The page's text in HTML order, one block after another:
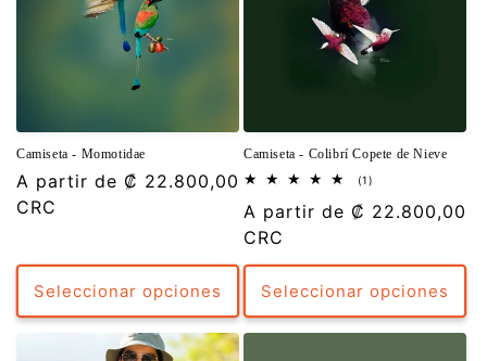
Camiseta - Momotidae
Precio
habitual
A partir de ₡ 22.800,00
CRC
Seleccionar opciones
Camiseta - Colibrí Copete de Nieve
(1)
totales
Precio
habitual
A partir de ₡ 22.800,00
CRC
Seleccionar opciones